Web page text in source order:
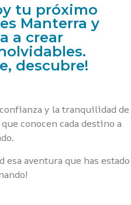
tu próximo
Manterra y
a crear
descubre!
y la tranquilidad de
conocen cada destino a
esa aventura que has estado